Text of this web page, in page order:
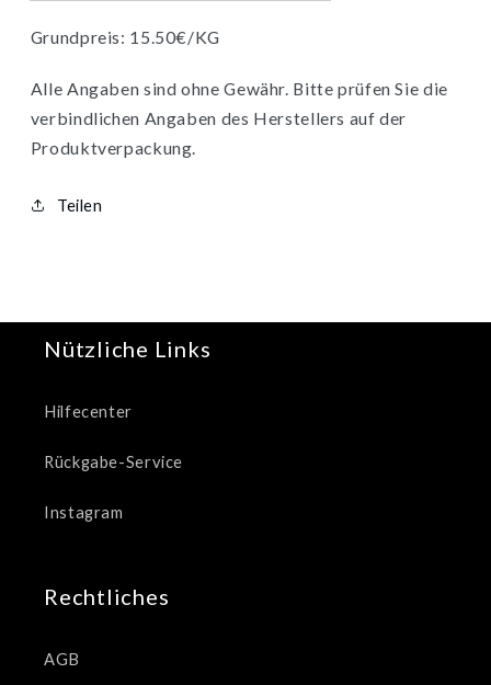
Grundpreis: 15.50€/KG
Alle Angaben sind ohne Gewähr. Bitte prüfen Sie die
verbindlichen Angaben des Herstellers auf der
Produktverpackung.
Teilen
Nützliche Links
Hilfecenter
Rückgabe-Service
Instagram
Rechtliches
AGB